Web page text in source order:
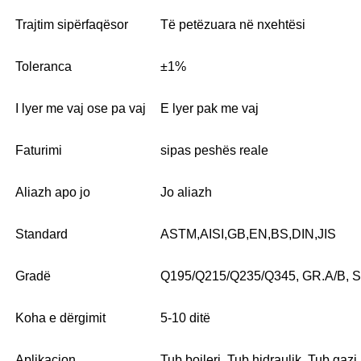
Trajtim sipërfaqësor Të petëzuara në nxehtësi
Toleranca ±1%
I lyer me vaj ose pa vaj E lyer pak me vaj
Faturimi sipas peshës reale
Aliazh apo jo Jo aliazh
Standard ASTM,AISI,GB,EN,BS,DIN,JIS
Gradë Q195/Q215/Q235/Q345, GR.A/B,
Koha e dërgimit 5-10 ditë